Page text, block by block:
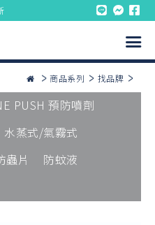
商品系列 找品牌
PUSH 預防噴劑
水蒸式/氣霧式
蟲片
防蚊液